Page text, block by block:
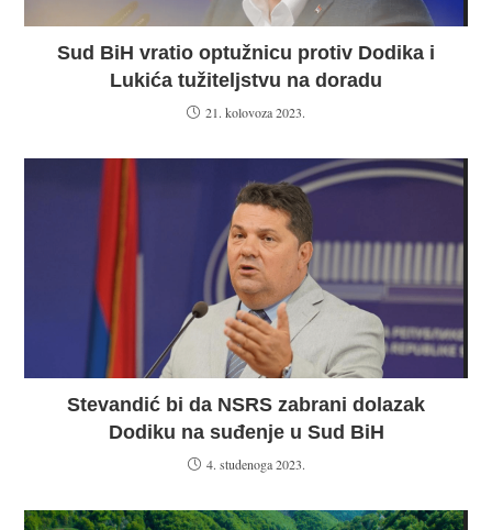
Sud BiH vratio optužnicu protiv Dodika i
Lukića tužiteljstvu na doradu
21. kolovoza 2023.
Stevandić bi da NSRS zabrani dolazak
Dodiku na suđenje u Sud BiH
4. studenoga 2023.